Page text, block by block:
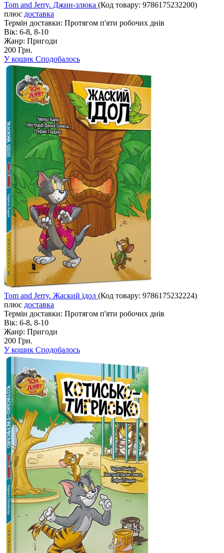
Tom and Jerry. Джин-злюкa (Код товару: 9786175232200)
плюс доставка
Термін доставки: Протягом п'яти робочих днів
Вік: 6-8, 8-10
Жанр: Пригоди
200 Грн.
У кошик Сподобалось
Tom and Jerry. Жаский ідoл (Код товару: 9786175232224)
плюс доставка
Термін доставки: Протягом п'яти робочих днів
Вік: 6-8, 8-10
Жанр: Пригоди
200 Грн.
У кошик Сподобалось